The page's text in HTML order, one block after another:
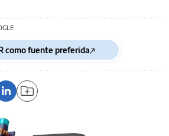
como fuente preferida